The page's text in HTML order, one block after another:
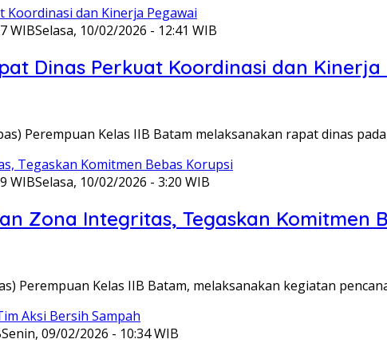
WIBSelasa, 10/02/2026 - 12:41 WIB
Dinas Perkuat Koordinasi dan Kinerja
Perempuan Kelas IIB Batam melaksanakan rapat dinas
WIBSelasa, 10/02/2026 - 3:20 WIB
Zona Integritas, Tegaskan Komitmen
Perempuan Kelas IIB Batam, melaksanakan kegiatan
Senin, 09/02/2026 - 10:34 WIB